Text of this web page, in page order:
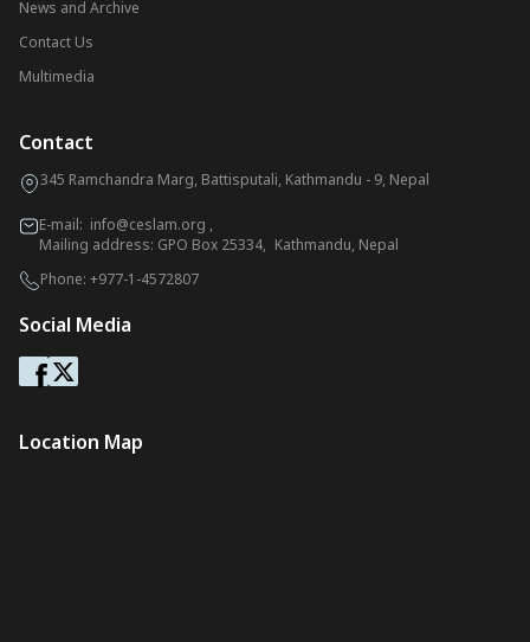
News and Archive
Contact Us
Multimedia
Contact
345 Ramchandra Marg, Battisputali, Kathmandu - 9, Nepal
E-mail: info@ceslam.org ,
Mailing address: GPO Box 25334, Kathmandu, Nepal
Phone: +977-1-4572807
Social Media
Location Map